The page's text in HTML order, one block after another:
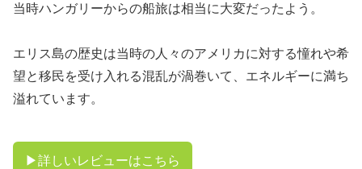
当時ハンガリーからの船旅は相当に大変だったよう。
エリス島の歴史は当時の人々のアメリカに対する憧れや希
望と移民を受け入れる混乱が渦巻いて、エネルギーに満ち
溢れています。
▶︎詳しいレビューはこちら